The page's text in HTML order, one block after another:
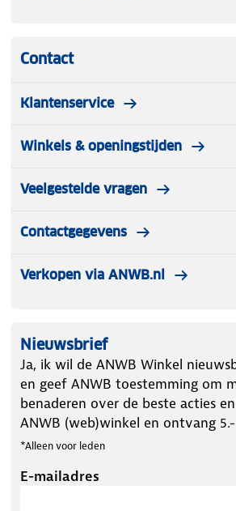
Contact
Klantenservice
Winkels & openingstijden
Veelgestelde vragen
Contactgegevens
Verkopen via ANWB.nl
Nieuwsbrief
Ja, ik wil de ANWB Winkel
en geef ANWB toestemming om
benaderen over de beste acties
ANWB (web)winkel en ontvang
*Alleen voor leden
E-mailadres